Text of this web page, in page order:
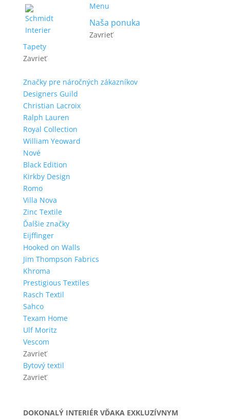
Menu
Naša ponuka
Zavrieť
Tapety
Zavrieť
Značky pre náročných zákazníkov
Designers Guild
Christian Lacroix
Ralph Lauren
Royal Collection
William Yeoward
Nové
Black Edition
Kirkby Design
Romo
Villa Nova
Zinc Textile
Ďalšie značky
Eijffinger
Hooked on Walls
Jim Thompson Fabrics
Khroma
Prestigious Textiles
Rasch Textil
Sahco
Texam Home
Ulf Moritz
Vescom
Zavrieť
Bytový textil
Zavrieť
DOKONALÝ INTERIÉR VĎAKA EXKLUZÍVNYM